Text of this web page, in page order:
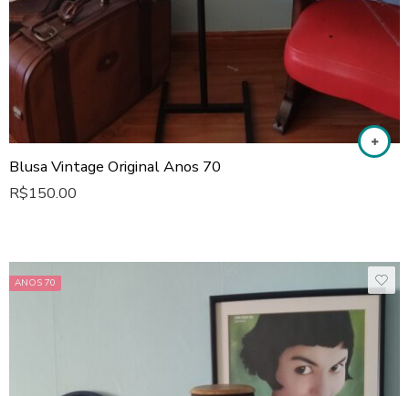
Blusa Vintage Original Anos 70
R$150.00
ANOS 70